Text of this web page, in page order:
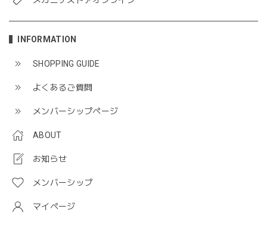
INFORMATION
SHOPPING GUIDE
よくあるご質問
メンバーシップページ
ABOUT
お知らせ
メンバーシップ
マイページ